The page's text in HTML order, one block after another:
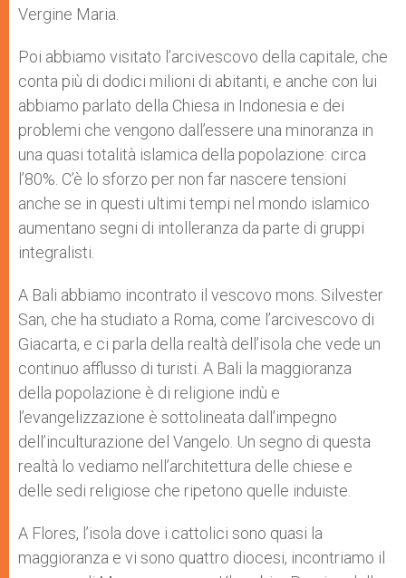
Vergine Maria.
Poi abbiamo visitato l’arcivescovo della capitale, che
conta più di dodici milioni di abitanti, e anche con lui
abbiamo parlato della Chiesa in Indonesia e dei
problemi che vengono dall’essere una minoranza in
una quasi totalità islamica della popolazione: circa
l’80%. C’è lo sforzo per non far nascere tensioni
anche se in questi ultimi tempi nel mondo islamico
aumentano segni di intolleranza da parte di gruppi
integralisti.
A Bali abbiamo incontrato il vescovo mons. Silvester
San, che ha studiato a Roma, come l’arcivescovo di
Giacarta, e ci parla della realtà dell’isola che vede un
continuo afflusso di turisti. A Bali la maggioranza
della popolazione è di religione indù e
l’evangelizzazione è sottolineata dall’impegno
dell’inculturazione del Vangelo. Un segno di questa
realtà lo vediamo nell’architettura delle chiese e
delle sedi religiose che ripetono quelle induiste.
A Flores, l’isola dove i cattolici sono quasi la
maggioranza e vi sono quattro diocesi, incontriamo il